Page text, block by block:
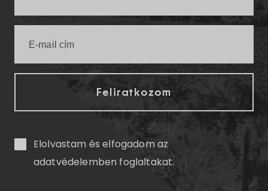
Elolvastam és elfogadom az
adatvédelemben foglaltakat.